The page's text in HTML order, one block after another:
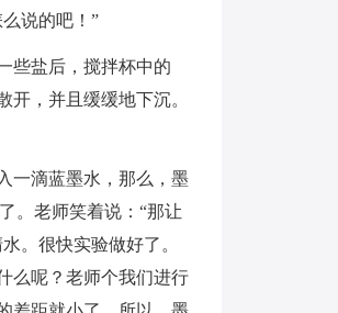
说的吧！”
些盐后，搅拌杯中的
，并且缓缓地下沉。
滴蓝墨水，那么，墨
。老师笑着说：“那让
。很快实验做好了。
么呢？老师个我们进行